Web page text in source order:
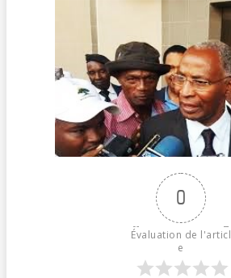
0
Évaluation de l'articl
e